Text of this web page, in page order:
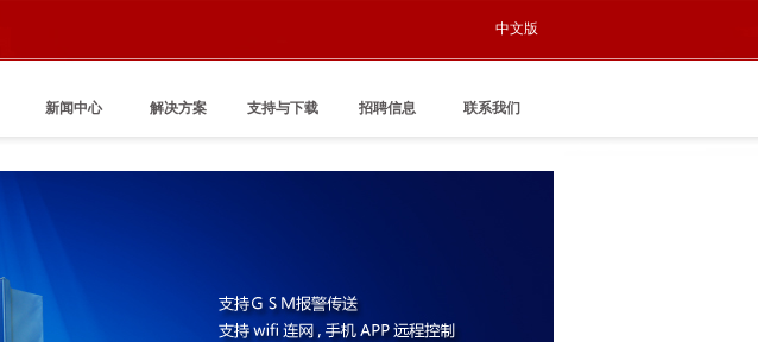
中文版
新闻中心 解决方案 支持与下载 招聘信息 联系我们